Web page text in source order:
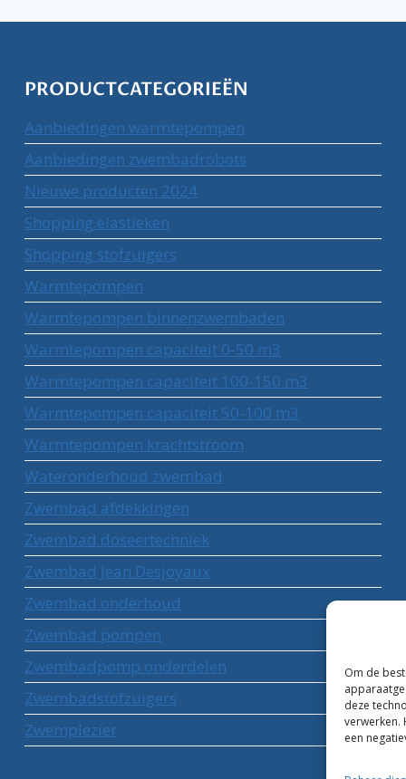
Om de
deze
verwerken.
een
PRODUCTCATEGORIEËN
Aanbiedingen warmtepompen
Aanbiedingen zwembadrobots
Nieuwe producten 2024
Shopping elastieken
Shopping stofzuigers
Warmtepompen
Warmtepompen binnenzwembaden
Warmtepompen capaciteit 0-50 m3
Warmtepompen capaciteit 100-150 m3
Warmtepompen capaciteit 50-100 m3
Warmtepompen krachtstroom
Wateronderhoud zwembad
Zwembad afdekkingen
Zwembad doseertechniek
Zwembad Jean Desjoyaux
Zwembad onderhoud
Zwembad pompen
Zwembadpomp onderdelen
Zwembadstofzuigers
Zwemplezier